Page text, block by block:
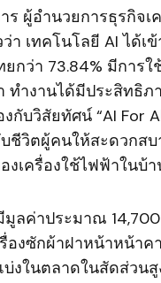
ร ผู้อำนวยการธุรกิจ
า เทคโนโลยี AI ได้
ว่า 73.84% มีการใ
ทำงานได้มีประสิทธิ
กับวิสัยทัศน์ “AI For
ชีวิตผู้คนให้สะดวกส
เครื่องใช้ไฟฟ้าในบ้
ลค่าประมาณ
งซักผ้าฝาหน้าหน้าค
งในตลาดในสัดส่วน